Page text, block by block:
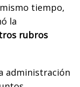
tiempo,
la
rubros
administración